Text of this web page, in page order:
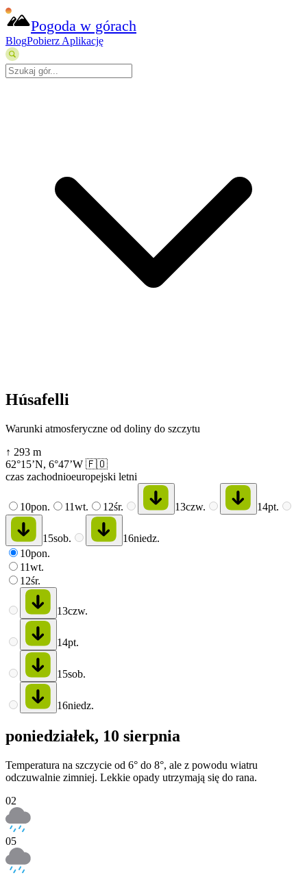
Pogoda w górach
BlogPobierz Aplikację
Húsafelli
Warunki atmosferyczne od doliny do szczytu
↑ 293 m
62°15’N, 6°47’W 🇫🇴
czas zachodnioeuropejski letni
10pon. 11wt. 12śr. 13czw. 14pt.
15sob. 16niedz.
10pon.
11wt.
12śr.
13czw.
14pt.
15sob.
16niedz.
poniedziałek, 10 sierpnia
Temperatura na szczycie od 6° do 8°, ale z powodu wiatru
odczuwalnie zimniej. Lekkie opady utrzymają się do rana.
02
05